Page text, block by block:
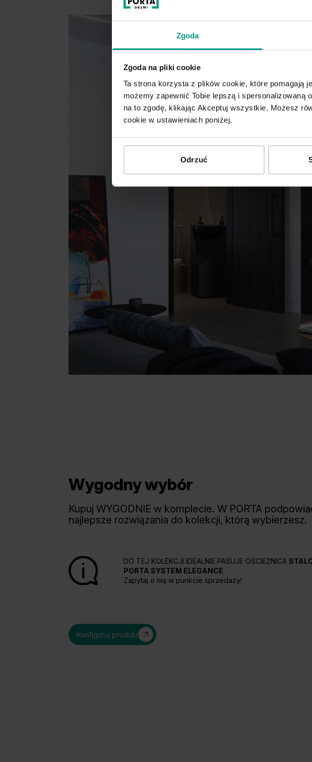
Zgoda
Zgoda na pliki cookie
Ta strona korzysta z plików cookie, które pomagają
możemy zapewnić Tobie lepszą i spersonalizowaną
na to zgodę, klikając Akceptuj wszystkie. Możesz
cookie w ustawieniach poniżej.
Odrzuć
Wygodny wybór
Kupuj WYGODNIE w komplecie. W PORTA
najlepsze rozwiązania do kolekcji, którą wybierzesz.
DO TEJ KOLEKCJI IDEALNIE PASUJE OŚCIEŻNICA
PORTA SYSTEM ELEGANCE
Zapytaj o nią w punkcie sprzedaży!
Konfiguruj produkt